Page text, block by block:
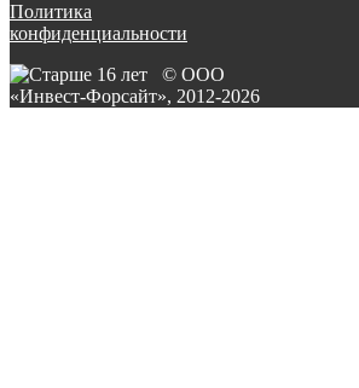
Политика
конфиденциальности
© ООО
«Инвест-Форсайт», 2012-2026